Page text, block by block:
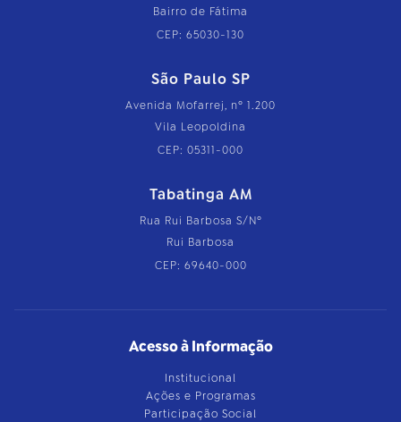
Bairro de Fátima
CEP: 65030-130
São Paulo SP
Avenida Mofarrej, nº 1.200
Vila Leopoldina
CEP: 05311-000
Tabatinga AM
Rua Rui Barbosa S/Nº
Rui Barbosa
CEP: 69640-000
Acesso à Informação
Institucional
Ações e Programas
Participação Social